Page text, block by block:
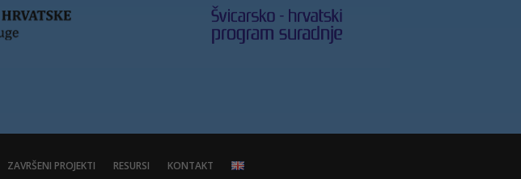
ZAVRŠENI PROJEKTI RESURSI KONTAKT